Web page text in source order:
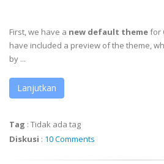
First, we have a new default themefor
have included a preview of the theme,
by ...
Lanjutkan
Tag : Tidak ada tag
Diskusi : 10 Comments